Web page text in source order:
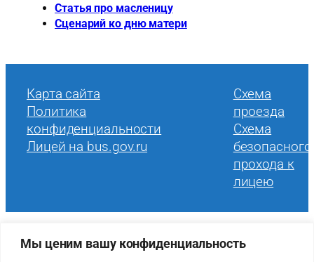
Мы ценим вашу конфиденциальность
Статья про масленицу
Сценарий ко дню матери
Карта сайта
Политика
конфиденциальности
Лицей на bus.gov.ru
Cхема
проезда
Схема
безопасного
прохода к
лицею